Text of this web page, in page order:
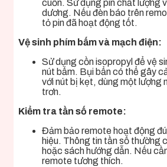
cuốn. Sử dụng pin chất lượng
dương. Nếu đèn báo trên
tỏ pin đã hoạt động tốt.
Vệ sinh phím bấm và mạch điện:
Sử dụng cồn isopropyl để vệ
nút bấm. Bụi bẩn có thể gây
với nút bị kẹt, dùng một lượng
trơn.
Kiểm tra tần số remote:
Đảm bảo remote hoạt động
hiệu. Thông tin tần số thường
hoặc sách hướng dẫn. Nếu
remote tương thích.